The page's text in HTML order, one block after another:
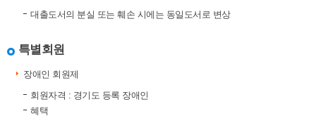
대출도서의 분실 또는 훼손 시에는 동일도서로 변상
특별회원
장애인 회원제
회원자격 : 경기도 등록 장애인
혜택